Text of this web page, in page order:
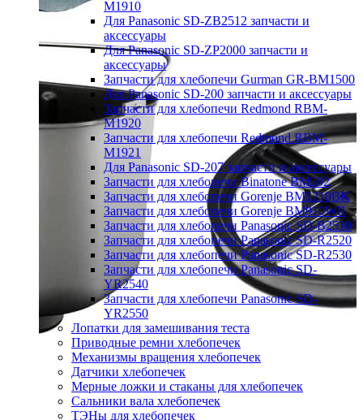
M1910
Для Panasonic SD-ZB2512 запчасти и
аксессуары
Для Panasonic SD-ZP2000 запчасти и
аксессуары
Запчасти для хлебопечи Gurman GR-BM1500
Для Panasonic SD-200 запчасти и аксессуары
Запчасти для хлебопечи Redmond RBM-
M1920
Запчасти для хлебопечи Redmond RBM-
M1921
Для Panasonic SD-207 запчасти и аксессуары
Запчасти для хлебопечи Binatone BM202
Запчасти для хлебопечи Gorenje BM1210BK
Запчасти для хлебопечи Gorenje BM910WII
Запчасти для хлебопечи Panasonic SD-B2510
Запчасти для хлебопечи Panasonic SD-R2520
Запчасти для хлебопечи Panasonic SD-R2530
Запчасти для хлебопечи Panasonic SD-
YR2540
Запчасти для хлебопечи Panasonic SD-
YR2550
Лопатки для замешивания теста
Приводные ремни хлебопечек
Механизмы вращения хлебопечек
Датчики хлебопечек
Мерные ложки и стаканы для хлебопечек
Сальники вала хлебопечек
ТЭНы для хлебопечек